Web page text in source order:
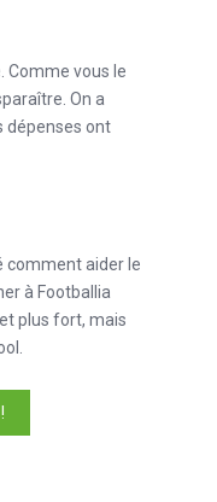
Comme vous le
On a
dépenses ont
comment aider le
à Footballia
plus fort, mais